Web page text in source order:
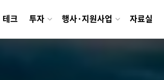
테크 투자 행사·지원사업 자료실